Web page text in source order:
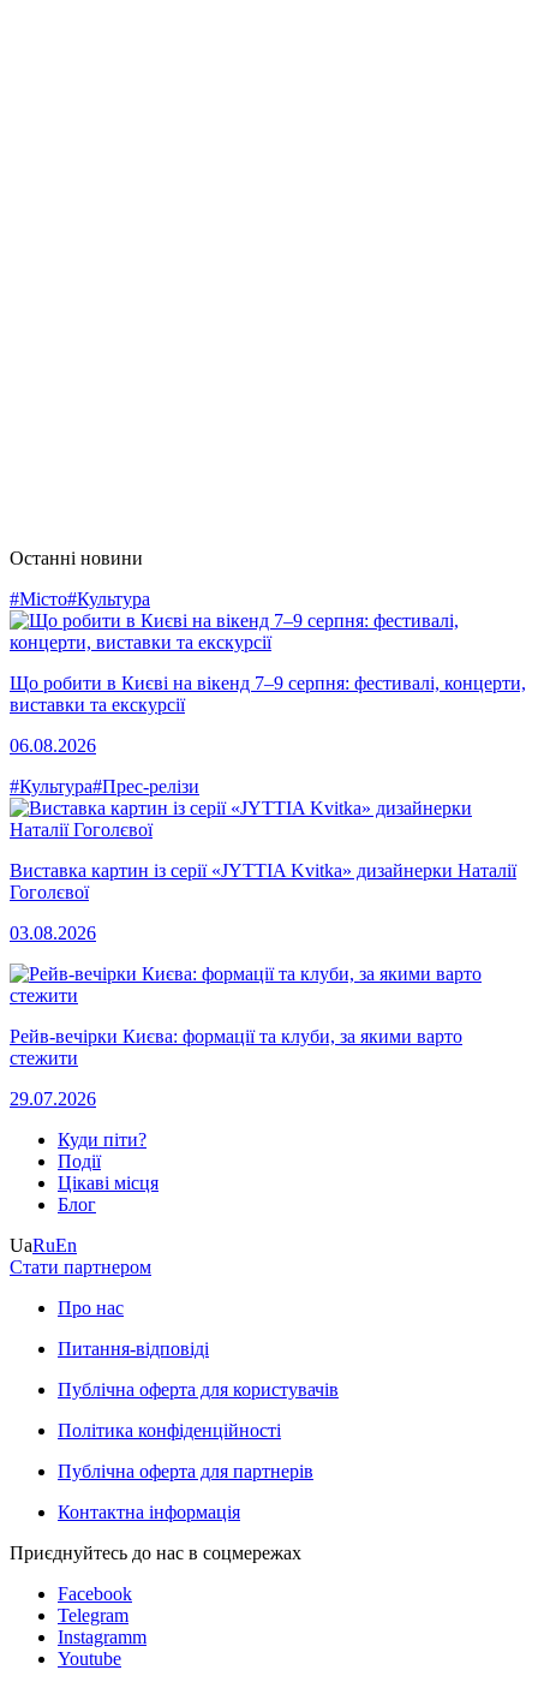
Останні новини
#Місто#Культура
Що робити в Києві на вікенд 7–9 серпня: фестивалі, концерти,
виставки та екскурсії
06.08.2026
#Культура#Прес-релізи
Виставка картин із серії «JYTTIA Kvitka» дизайнерки Наталії
Гоголєвої
03.08.2026
Рейв-вечірки Києва: формації та клуби, за якими варто
стежити
29.07.2026
Куди піти?
Події
Цікаві місця
Блог
UaRuEn
Стати партнером
Про нас
Питання-відповіді
Публічна оферта для користувачів
Політика конфіденційності
Публічна оферта для партнерів
Контактна інформація
Приєднуйтесь до нас в соцмережах
Facebook
Telegram
Instagramm
Youtube